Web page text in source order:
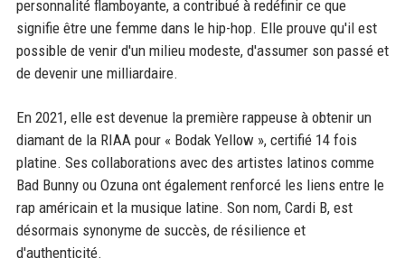
personnalité flamboyante, a contribué à redéfinir ce que
signifie être une femme dans le hip-hop. Elle prouve qu'il est
possible de venir d'un milieu modeste, d'assumer son passé et
de devenir une milliardaire.
En 2021, elle est devenue la première rappeuse à obtenir un
diamant de la RIAA pour « Bodak Yellow », certifié 14 fois
platine. Ses collaborations avec des artistes latinos comme
Bad Bunny ou Ozuna ont également renforcé les liens entre le
rap américain et la musique latine. Son nom, Cardi B, est
désormais synonyme de succès, de résilience et
d'authenticité.